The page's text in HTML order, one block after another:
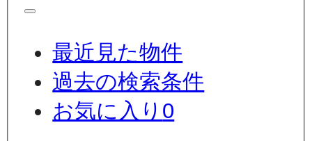
最近見た物件
過去の検索条件
お気に入り 0